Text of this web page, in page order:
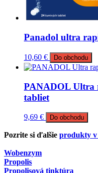
Panadol ultra
10,60 € Do obchodu
PANADOL Ultra
tabliet
9,69 € Do obchodu
Pozrite si ďalšie produkty
Wobenzym
Propolis
Propolisová tinktúra